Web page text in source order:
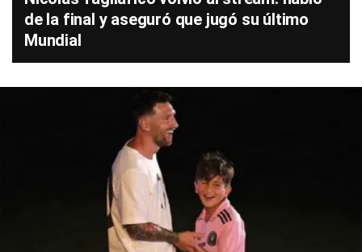
de la final y aseguró que jugó su último
Mundial